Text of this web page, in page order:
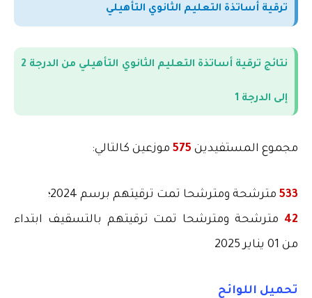
ترقية أساتذة التعليم الثانوي التأهيلي
نتائج ترقية أساتذة التعليم الثانوي التأهيلي من الدرجة 2
إلى الدرجة 1
مجموع المستفيدين 575 موزعين كالتالي:
533 مترشحة ومترشحا تمت ترقيتهم برسم 2024؛
42 مترشحة ومترشحا تمت ترقيتهم بالتسقيف ابتداء
من 01 يناير 2025
تحميل اللوائح